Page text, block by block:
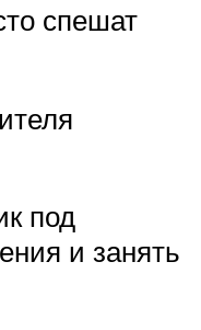
спешат
под
и занять